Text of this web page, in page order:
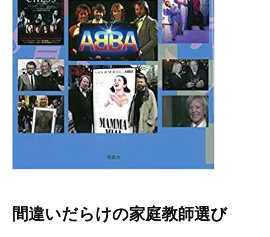
間違いだらけの家庭教師選び